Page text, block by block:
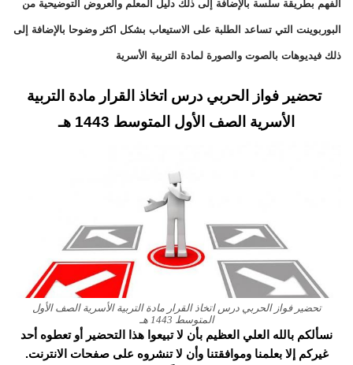
الفهم بطريقة سلسة بالإضافة إلى ذلك دليل المعلم والعروض التوضيحية من
البوربوينت التي تساعد الطلبة على الاستيعاب بشكل اكثر وضوحا بالإضافة إلى
ذلك فيديوهات بالصوت والصورة لمادة التربية الأسرية
تحضير فواز الحربي درس اتخاذ القرار مادة التربية
الأسرية الصف الأول المتوسط 1443 هـ
تحضير فواز الحربي درس اتخاذ القرار مادة التربية الأسرية الصف الأول
المتوسط 1443 هـ
نسألكم بالله العلي العظيم بأن لا تبيعوا هذا التحضير أو تعطوه أحد
غيركم إلا بعلمنا وموافقتنا وأن لا تنشروه على صفحات الانترنت.